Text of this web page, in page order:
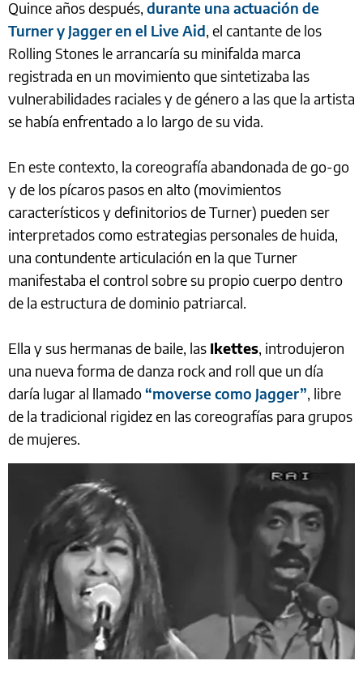
Quince años después, durante una actuación de
Turner y Jagger en el Live Aid, el cantante de los
Rolling Stones le arrancaría su minifalda marca
registrada en un movimiento que sintetizaba las
vulnerabilidades raciales y de género a las que la artista
se había enfrentado a lo largo de su vida.
En este contexto, la coreografía abandonada de go-go
y de los pícaros pasos en alto (movimientos
característicos y definitorios de Turner) pueden ser
interpretados como estrategias personales de huida,
una contundente articulación en la que Turner
manifestaba el control sobre su propio cuerpo dentro
de la estructura de dominio patriarcal.
Ella y sus hermanas de baile, las Ikettes, introdujeron
una nueva forma de danza rock and roll que un día
daría lugar al llamado“moverse como Jagger”, libre
de la tradicional rigidez en las coreografías para grupos
de mujeres.